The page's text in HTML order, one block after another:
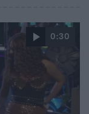
0:30